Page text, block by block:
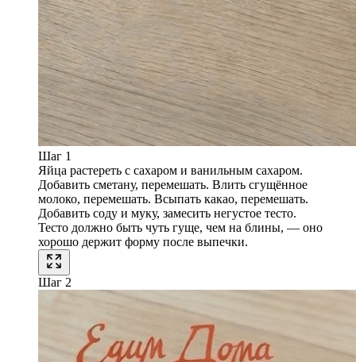
Шаг 1
Яйца растереть с сахаром и ванильным сахаром.
Добавить сметану, перемешать. Влить сгущённое
молоко, перемешать. Всыпать какао, перемешать.
Добавить соду и муку, замесить негустое тесто.
Тесто должно быть чуть гуще, чем на блины, — оно
хорошо держит форму после выпечки.
Шаг 2